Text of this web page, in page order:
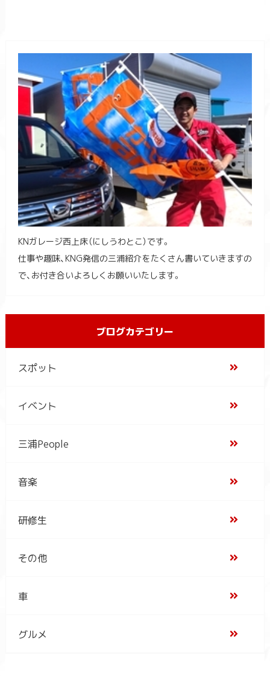
KNガレージ西上床（にしうわとこ）です。
仕事や趣味、KNG発信の三浦紹介をたくさん書いていきますの
で、お付き合いよろしくお願いいたします。
ブログカテゴリー
スポット
イベント
三浦People
音楽
研修生
その他
車
グルメ